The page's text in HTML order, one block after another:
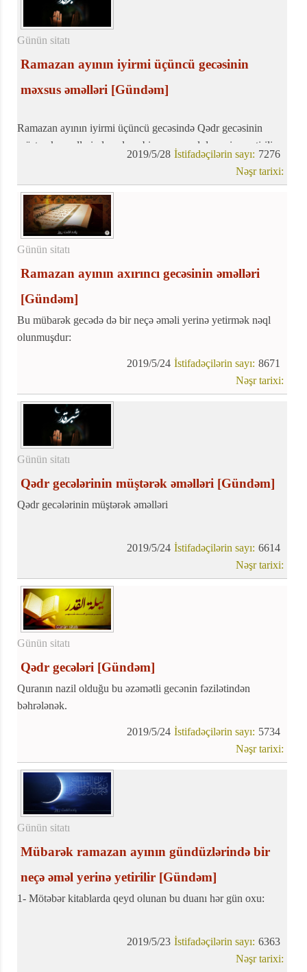
Günün sitatı
Ramazan ayının iyirmi üçüncü gecəsinin
məxsus əməlləri [Gündəm]
Ramazan ayının iyirmi üçüncü gecəsində Qədr gecəsinin
müştərək əməllərindən əlavə bir neçə əməl də yerinə yetirilir:
7276
İstifadəçilərin sayı:
2019/5/28
Nəşr tarixi:
Günün sitatı
Ramazan ayının axırıncı gecəsinin əməlləri
[Gündəm]
Bu mübarək gecədə də bir neçə əməli yerinə yetirmək nəql
olunmuşdur:
8671
İstifadəçilərin sayı:
2019/5/24
Nəşr tarixi:
Günün sitatı
Qədr gecələrinin müştərək əməlləri [Gündəm]
Qədr gecələrinin müştərək əməlləri
6614
İstifadəçilərin sayı:
2019/5/24
Nəşr tarixi:
Günün sitatı
Qədr gecələri [Gündəm]
Quranın nazil olduğu bu əzəmətli gecənin fəzilətindən
bəhrələnək.
5734
İstifadəçilərin sayı:
2019/5/24
Nəşr tarixi:
Günün sitatı
Mübarək ramazan ayının gündüzlərində bir
neçə əməl yerinə yetirilir [Gündəm]
1- Mötəbər kitablarda qeyd olunan bu duanı hər gün oxu:
6363
İstifadəçilərin sayı:
2019/5/23
Nəşr tarixi: